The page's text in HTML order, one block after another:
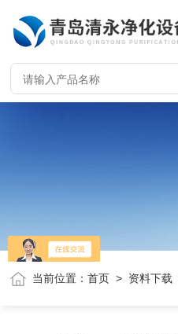
当前位置：首页 > 资料下载